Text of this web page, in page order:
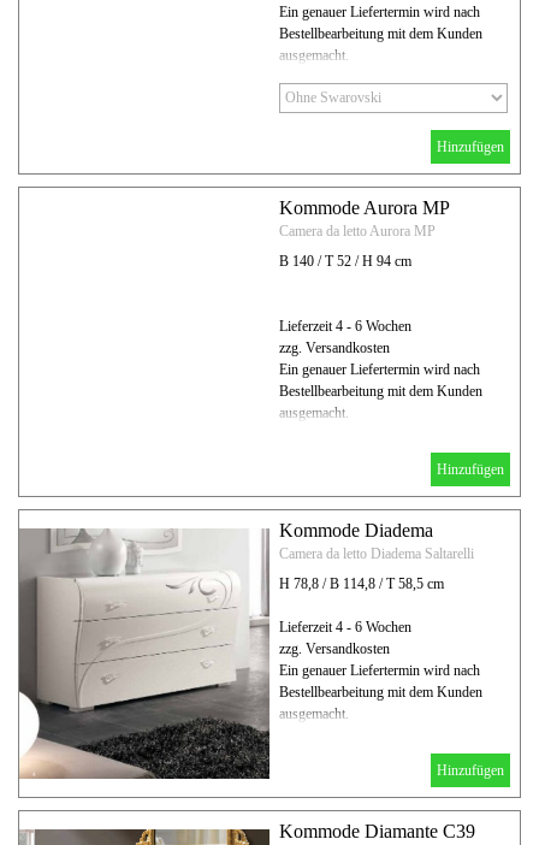
Ein genauer Liefertermin wird nach
Bestellbearbeitung mit dem Kunden
ausgemacht.
Hinzufügen
Kommode Aurora MP
Camera da letto Aurora MP
B 140 / T 52 / H 94 cm
Lieferzeit 4 - 6 Wochen
zzg. Versandkosten
Ein genauer Liefertermin wird nach
Bestellbearbeitung mit dem Kunden
ausgemacht.
Hinzufügen
Kommode Diadema
Camera da letto Diadema Saltarelli
H 78,8 / B 114,8 / T 58,5 cm
Lieferzeit 4 - 6 Wochen
zzg. Versandkosten
Ein genauer Liefertermin wird nach
Bestellbearbeitung mit dem Kunden
ausgemacht.
Hinzufügen
Kommode Diamante C39